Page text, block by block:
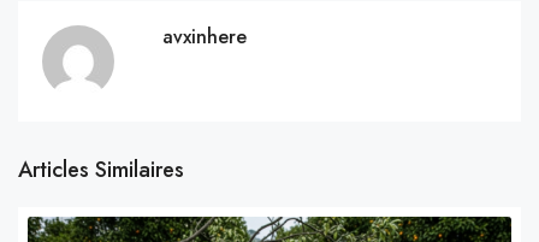
avxinhere
Articles Similaires